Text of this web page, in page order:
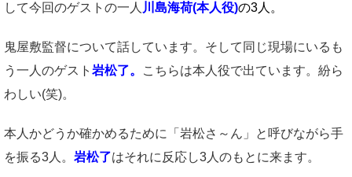
して今回のゲストの一人 川島海荷(本人役)の3人。
鬼屋敷監督について話しています。そして同じ現場にいるも
う一人のゲスト 岩松了。
こちらは本人役で出ています。紛ら
わしい(笑)。
本人かどうか確かめるために「岩松さ～ん」と呼びながら手
を振る3人。 岩松了はそれに反応し3人のもとに来ます。